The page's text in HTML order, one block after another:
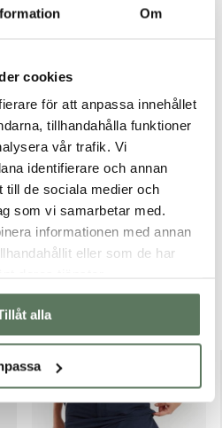
Om
cookies
för att anpassa innehållet
tillhandahålla funktioner
vår trafik. Vi
identifierare och annan
till de sociala medier och
som vi samarbetar med.
informationen med annan
eller som de har
alla
gillar …
30-70%